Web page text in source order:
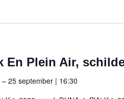
En Plein Air,
– 25 september | 16:30